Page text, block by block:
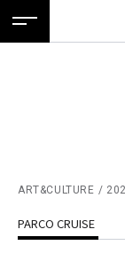
ホーム
ニュース
ENGLISH
ภาษาไทย
日本語
ART&CULTURE
PARCO CRUISE